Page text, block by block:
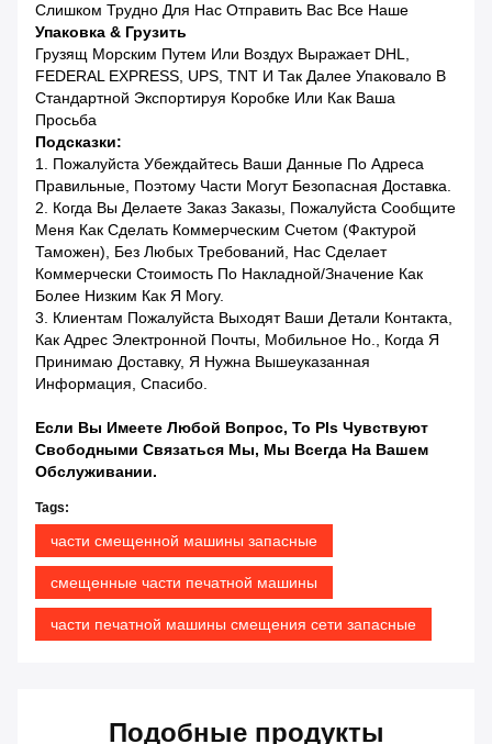
Слишком Трудно Для Нас Отправить Вас Все Наше
Упаковка & Грузить
Грузящ Морским Путем Или Воздух Выражает DHL,
FEDERAL EXPRESS, UPS, TNT И Так Далее Упаковало В
Стандартной Экспортируя Коробке Или Как Ваша
Просьба
Подсказки:
1. Пожалуйста Убеждайтесь Ваши Данные По Адреса
Правильные, Поэтому Части Могут Безопасная Доставка.
2. Когда Вы Делаете Заказ Заказы, Пожалуйста Сообщите
Меня Как Сделать Коммерческим Счетом (фактурой
Таможен), Без Любых Требований, Нас Сделает
Коммерчески Стоимость По Накладной/значение Как
Более Низким Как Я Могу.
3. Клиентам Пожалуйста Выходят Ваши Детали Контакта,
Как Адрес Электронной Почты, Мобильное Но., Когда Я
Принимаю Доставку, Я Нужна Вышеуказанная
Информация, Спасибо.
Если Вы Имеете Любой Вопрос, То Pls Чувствуют
Свободными Связаться Мы, Мы Всегда На Вашем
Обслуживании.
Tags:
части смещенной машины запасные
смещенные части печатной машины
части печатной машины смещения сети запасные
Подобные продукты